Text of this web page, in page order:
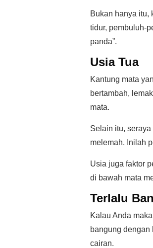
Bukan hanya itu,
tidur, pembuluh-
panda”.
Usia Tua
Kantung mata
bertambah,
mata.
Selain itu,
melemah. Inilah
Usia juga faktor
di bawah mata
Terlalu
Kalau Anda
bangung dengan
cairan.